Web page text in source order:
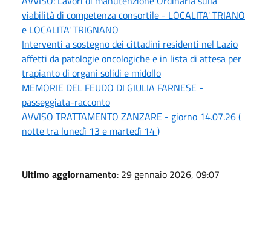
viabilità di competenza consortile - LOCALITA' TRIANO
e LOCALITA' TRIGNANO
Interventi a sostegno dei cittadini residenti nel Lazio
affetti da patologie oncologiche e in lista di attesa per
trapianto di organi solidi e midollo
MEMORIE DEL FEUDO DI GIULIA FARNESE -
passeggiata-racconto
AVVISO TRATTAMENTO ZANZARE - giorno 14.07.26 (
notte tra lunedì 13 e martedì 14 )
Ultimo aggiornamento: 29 gennaio 2026, 09:07